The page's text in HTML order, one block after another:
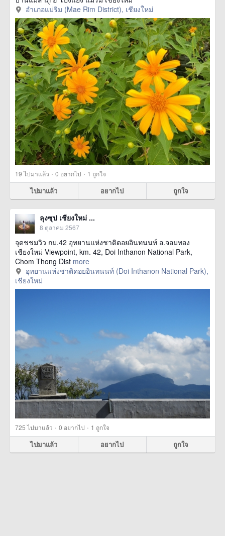
อำเภอแม่ริม (Mae Rim District), เชียงใหม่
19ไปมาแล้ว · 0 อยากไป · 1 ถูกใจ
ไปมาแล้ว อยากไป ถูกใจ
ลุงซุป เชียงใหม่ ...
8 ตุลาคม 2567
จุดชชมวิว กม.42 อุทยานแห่งชาติดอยอินทนนท์ อ.จอมทอง
เชียงใหม่ Viewpoint, km. 42, Doi Inthanon National Park,
Chom Thong Dist more
อุทยานแห่งชาติดอยอินทนนท์ (Doi Inthanon National Park),
เชียงใหม่
725ไปมาแล้ว · 0 อยากไป · 1 ถูกใจ
ไปมาแล้ว อยากไป ถูกใจ